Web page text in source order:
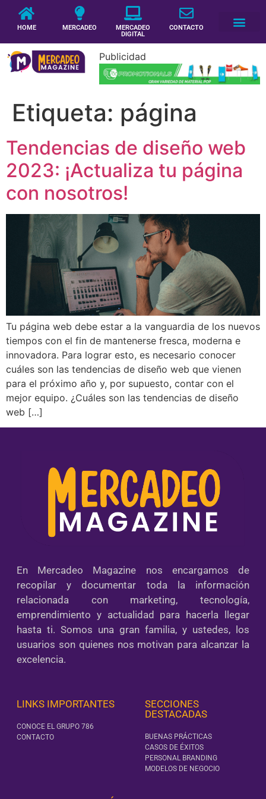
HOME MERCADEO
MERCADEO
DIGITAL
CONTACTO
Publicidad
Etiqueta: página
Tendencias de diseño web
2023: ¡Actualiza tu página
con nosotros!
Tu página web debe estar a la vanguardia de los nuevos
tiempos con el fin de mantenerse fresca, moderna e
innovadora. Para lograr esto, es necesario conocer
cuáles son las tendencias de diseño web que vienen
para el próximo año y, por supuesto, contar con el
mejor equipo. ¿Cuáles son las tendencias de diseño
web […]
En Mercadeo Magazine nos encargamos de
recopilar y documentar toda la información
relacionada con marketing, tecnología,
emprendimiento y actualidad para hacerla llegar
hasta ti. Somos una gran familia, y ustedes, los
usuarios son quienes nos motivan para alcanzar la
excelencia.
LINKS IMPORTANTES
CONOCE EL GRUPO 786
CONTACTO
SECCIONES
DESTACADAS
BUENAS PRÁCTICAS
CASOS DE ÉXITOS
PERSONAL BRANDING
MODELOS DE NEGOCIO